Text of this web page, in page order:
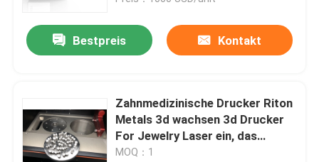
Bestpreis Kontakt
Zahnmedizinische Drucker Riton
Metals 3d wachsen 3d Drucker
For Jewelry Laser ein, das
Dual150 sintert
MOQ：1